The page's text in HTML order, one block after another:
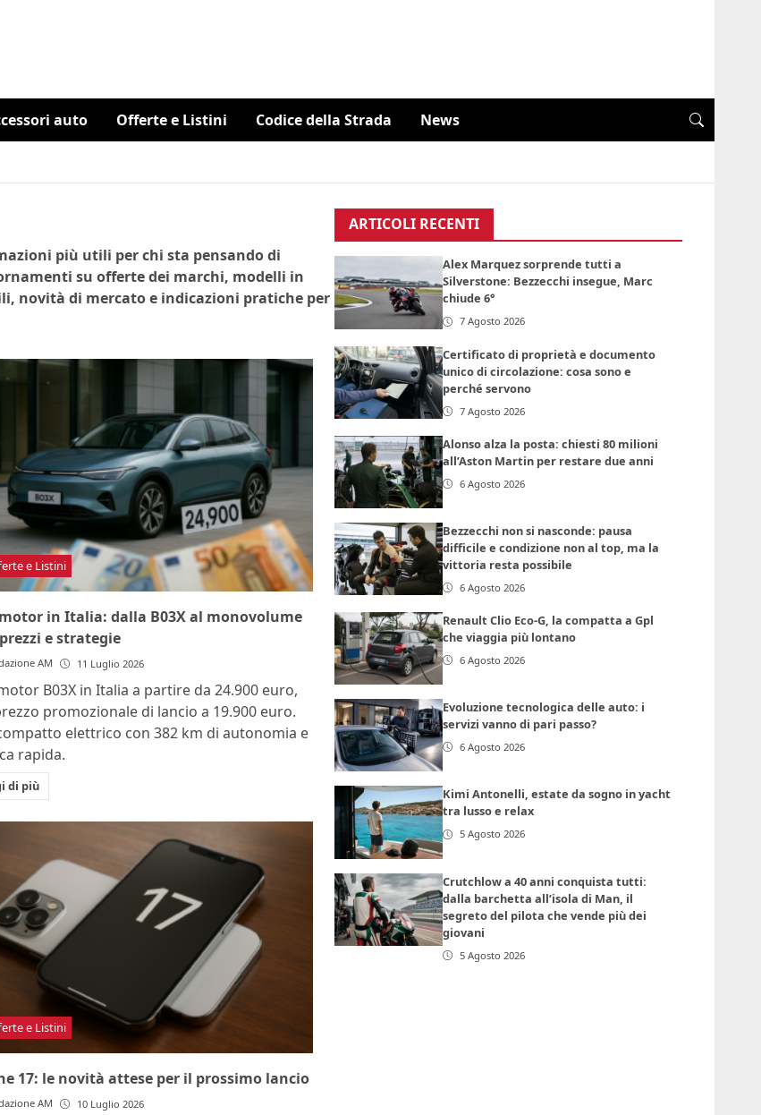
auto Offerte e Listini Codice della Strada News
più utili per chi sta pensando di
su offerte dei marchi, modelli in
novità di mercato e indicazioni pratiche per
e Listini
in Italia: dalla B03X al monovolume
e strategie
AM 11 Luglio 2026
B03X in Italia a partire da 24.900 euro,
promozionale di lancio a 19.900 euro.
elettrico con 382 km di autonomia e
rapida.
di più
e Listini
17: le novità attese per il prossimo lancio
AM 10 Luglio 2026
ARTICOLI RECENTI
Alex Marquez sorprende tutti a
Silverstone: Bezzecchi insegue, Marc
chiude 6°
7 Agosto 2026
Certificato di proprietà e documento
unico di circolazione: cosa sono e
perché servono
7 Agosto 2026
Alonso alza la posta: chiesti 80 milioni
all’Aston Martin per restare due anni
6 Agosto 2026
Bezzecchi non si nasconde: pausa
difficile e condizione non al top, ma la
vittoria resta possibile
6 Agosto 2026
Renault Clio Eco-G, la compatta a Gpl
che viaggia più lontano
6 Agosto 2026
Evoluzione tecnologica delle auto: i
servizi vanno di pari passo?
6 Agosto 2026
Kimi Antonelli, estate da sogno in yacht
tra lusso e relax
5 Agosto 2026
Crutchlow a 40 anni conquista tutti:
dalla barchetta all’isola di Man, il
segreto del pilota che vende più dei
giovani
5 Agosto 2026